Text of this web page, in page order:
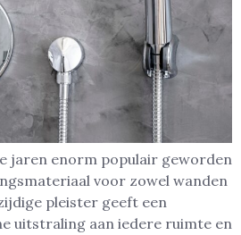
jaren enorm populair geworden
voor zowel wanden
pleister geeft een
uitstraling aan iedere ruimte en